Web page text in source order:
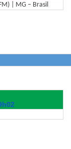
| MG – Brasil